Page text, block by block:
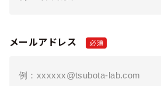
メールアドレス